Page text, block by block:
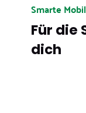
Smarte
Für die
dich